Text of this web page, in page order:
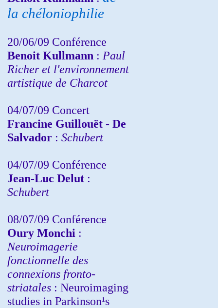
la chéloniophilie
20/06/09 Conférence
Benoit Kullmann : Paul
Richer et l'environnement
artistique de Charcot
04/07/09 Concert
Francine Guillouët - De
Salvador : Schubert
04/07/09 Conférence
Jean-Luc Delut :
Schubert
08/07/09 Conférence
Oury Monchi :
Neuroimagerie
fonctionnelle des
connexions fronto-
striatales : Neuroimaging
studies in Parkinson¹s